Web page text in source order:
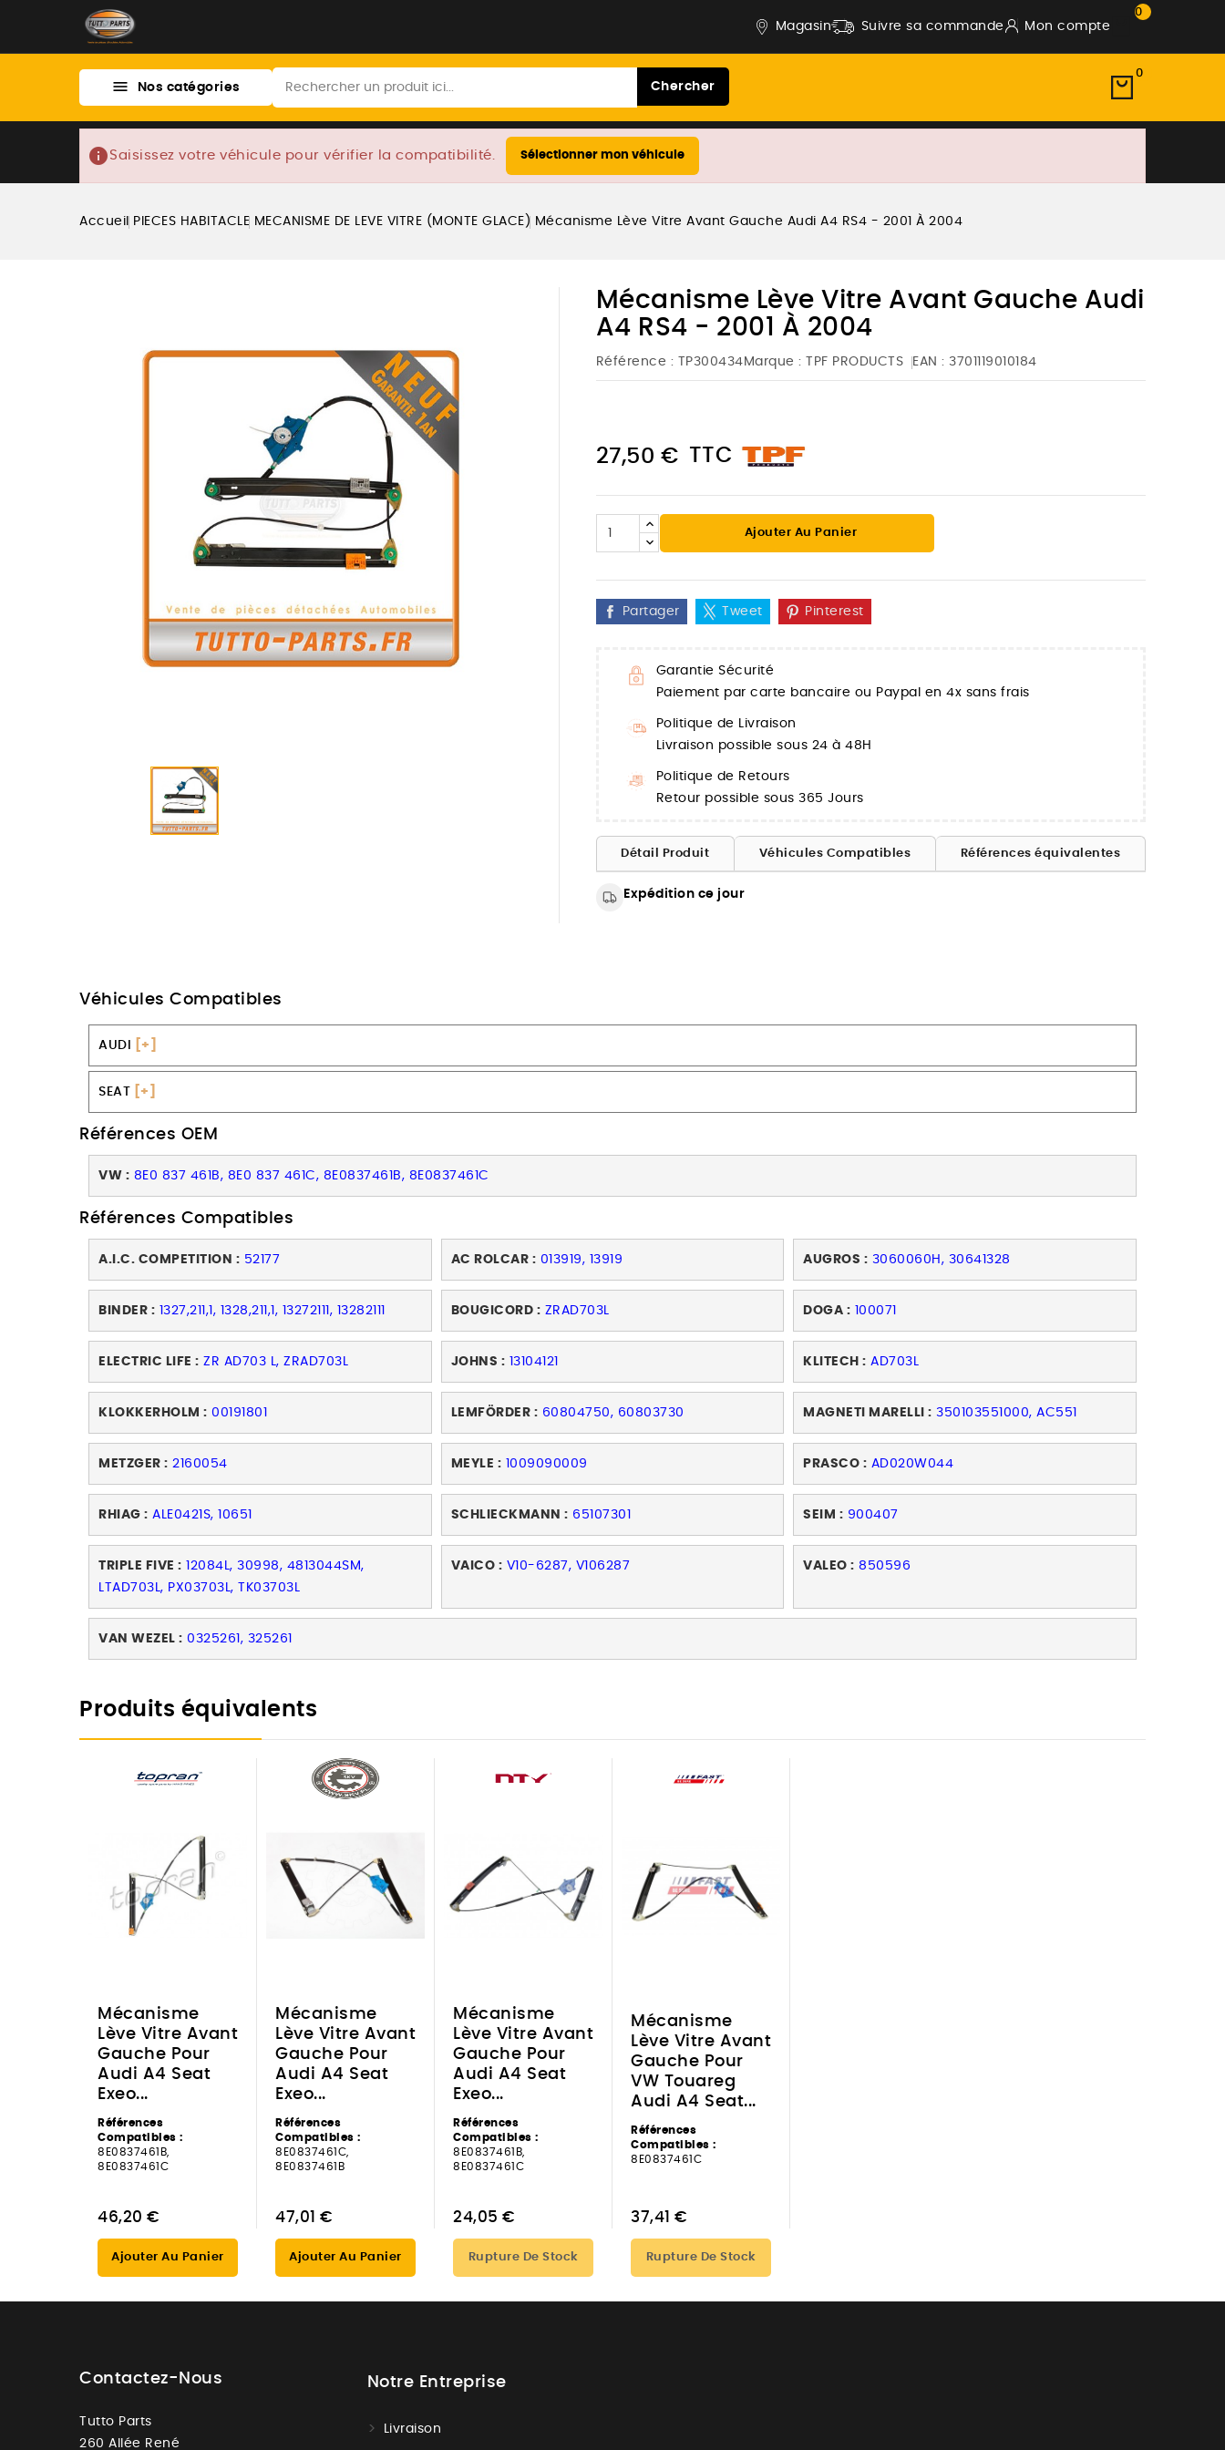
Magasin Suivre sa commande Mon compte
0
 Nos catégories Chercher
0
info Saisissez votre véhicule pour vérifier la compatibilité. Sélectionner mon véhicule
Accueil PIECES HABITACLE MECANISME DE LEVE VITRE (MONTE GLACE) Mécanisme Lève Vitre Avant Gauche Audi A4 RS4 - 2001 À 2004
Mécanisme Lève Vitre Avant Gauche Audi
A4 RS4 - 2001 À 2004
Référence : TP300434 Marque : TPF PRODUCTS EAN : 3701119010184
27,50 € TTC
Ajouter Au Panier
Partager Tweet Pinterest
Garantie Sécurité
Paiement par carte bancaire ou Paypal en 4x sans frais
Politique de Livraison
Livraison possible sous 24 à 48H
Politique de Retours
Retour possible sous 365 Jours
Détail Produit Véhicules Compatibles Références équivalentes
Expédition ce jour
Véhicules Compatibles
AUDI [+]
SEAT [+]
Références OEM
VW : 8E0 837 461B, 8E0 837 461C, 8E0837461B, 8E0837461C
Références Compatibles
A.I.C. COMPETITION : 52177 AC ROLCAR : 013919, 13919 AUGROS : 3060060H, 30641328
BINDER : 1327,211,1, 1328,211,1, 13272111, 13282111 BOUGICORD : ZRAD703L DOGA : 100071
ELECTRIC LIFE : ZR AD703 L, ZRAD703L JOHNS : 13104121 KLITECH : AD703L
KLOKKERHOLM : 00191801 LEMFÖRDER : 60804750, 60803730 MAGNETI MARELLI : 350103551000, AC551
METZGER : 2160054 MEYLE : 1009090009 PRASCO : AD020W044
RHIAG : ALE0421S, 10651 SCHLIECKMANN : 65107301 SEIM : 900407
TRIPLE FIVE : 12084L, 30998, 4813044SM,
LTAD703L, PX03703L, TK03703L
VAICO : V10-6287, V106287 VALEO : 850596
VAN WEZEL : 0325261, 325261
Produits équivalents
Mécanisme
Lève Vitre Avant
Gauche Pour
Audi A4 Seat
Exeo...
Références
Compatibles :
8E0837461B,
8E0837461C
46,20 €
Ajouter Au Panier
Mécanisme
Lève Vitre Avant
Gauche Pour
Audi A4 Seat
Exeo...
Références
Compatibles :
8E0837461C,
8E0837461B
47,01 €
Ajouter Au Panier
Mécanisme
Lève Vitre Avant
Gauche Pour
Audi A4 Seat
Exeo...
Références
Compatibles :
8E0837461B,
8E0837461C
24,05 €
Rupture De Stock
Mécanisme
Lève Vitre Avant
Gauche Pour
VW Touareg
Audi A4 Seat...
Références
Compatibles :
8E0837461C
37,41 €
Rupture De Stock
Contactez-Nous
Tutto Parts
260 Allée René
Notre Entreprise
Livraison